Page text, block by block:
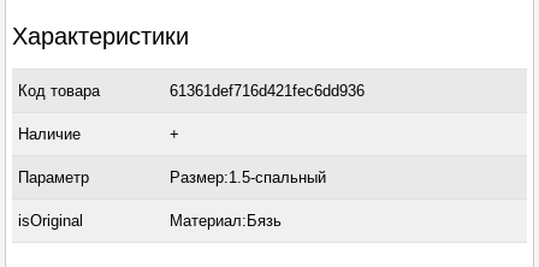
Характеристики
Код товара 61361def716d421fec6dd936
Наличие +
Параметр Размер:1.5-спальный
isOriginal Материал:Бязь